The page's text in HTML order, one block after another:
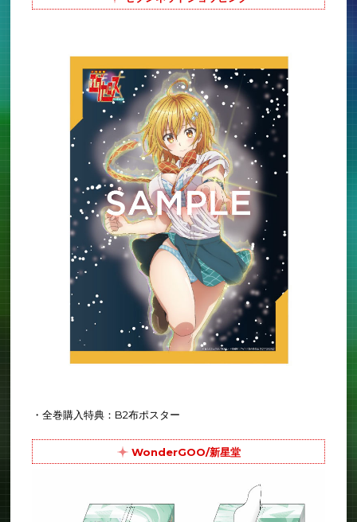
・全巻購入特典：B2布ポスター
WonderGOO/新星堂